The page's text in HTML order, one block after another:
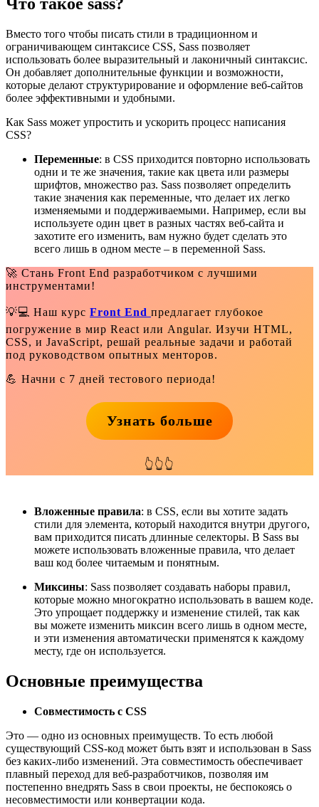
Вместо того чтобы писать стили в традиционном и
ограничивающем синтаксисе CSS, Sass позволяет
использовать более выразительный и лаконичный синтаксис.
Он добавляет дополнительные функции и возможности,
которые делают структурирование и оформление веб-сайтов
более эффективными и удобными.
Как Sass может упростить и ускорить процесс написания
CSS?
Переменные: в CSS приходится повторно использовать
одни и те же значения, такие как цвета или размеры
шрифтов, множество раз. Sass позволяет определить
такие значения как переменные, что делает их легко
изменяемыми и поддерживаемыми. Например, если вы
используете один цвет в разных частях веб-сайта и
захотите его изменить, вам нужно будет сделать это
всего лишь в одном месте – в переменной Sass.
🚀 Стань Front End разработчиком с лучшими
инструментами!
💡💻 Наш курс Front End предлагает глубокое
погружение в мир React или Angular. Изучи HTML,
CSS, и JavaScript, решай реальные задачи и работай
под руководством опытных менторов.
💪 Начни с 7 дней тестового периода!
Узнать больше
👆👆👆
Вложенные правила: в CSS, если вы хотите задать
стили для элемента, который находится внутри другого,
вам приходится писать длинные селекторы. В Sass вы
можете использовать вложенные правила, что делает
ваш код более читаемым и понятным.
Миксины: Sass позволяет создавать наборы правил,
которые можно многократно использовать в вашем коде.
Это упрощает поддержку и изменение стилей, так как
вы можете изменить миксин всего лишь в одном месте,
и эти изменения автоматически применятся к каждому
месту, где он используется.
Основные преимущества
Совместимость с CSS
Это — одно из основных преимуществ. То есть любой
существующий CSS-код может быть взят и использован в Sass
без каких-либо изменений. Эта совместимость обеспечивает
плавный переход для веб-разработчиков, позволяя им
постепенно внедрять Sass в свои проекты, не беспокоясь о
несовместимости или конвертации кода.